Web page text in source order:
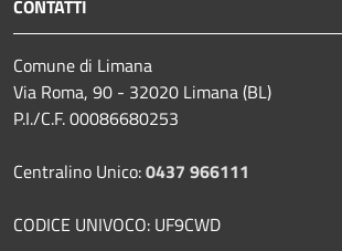
CONTATTI
Comune di Limana
Via Roma, 90 - 32020 Limana (BL)
P.I./C.F. 00086680253
Centralino Unico:0437 966111
CODICE UNIVOCO: UF9CWD